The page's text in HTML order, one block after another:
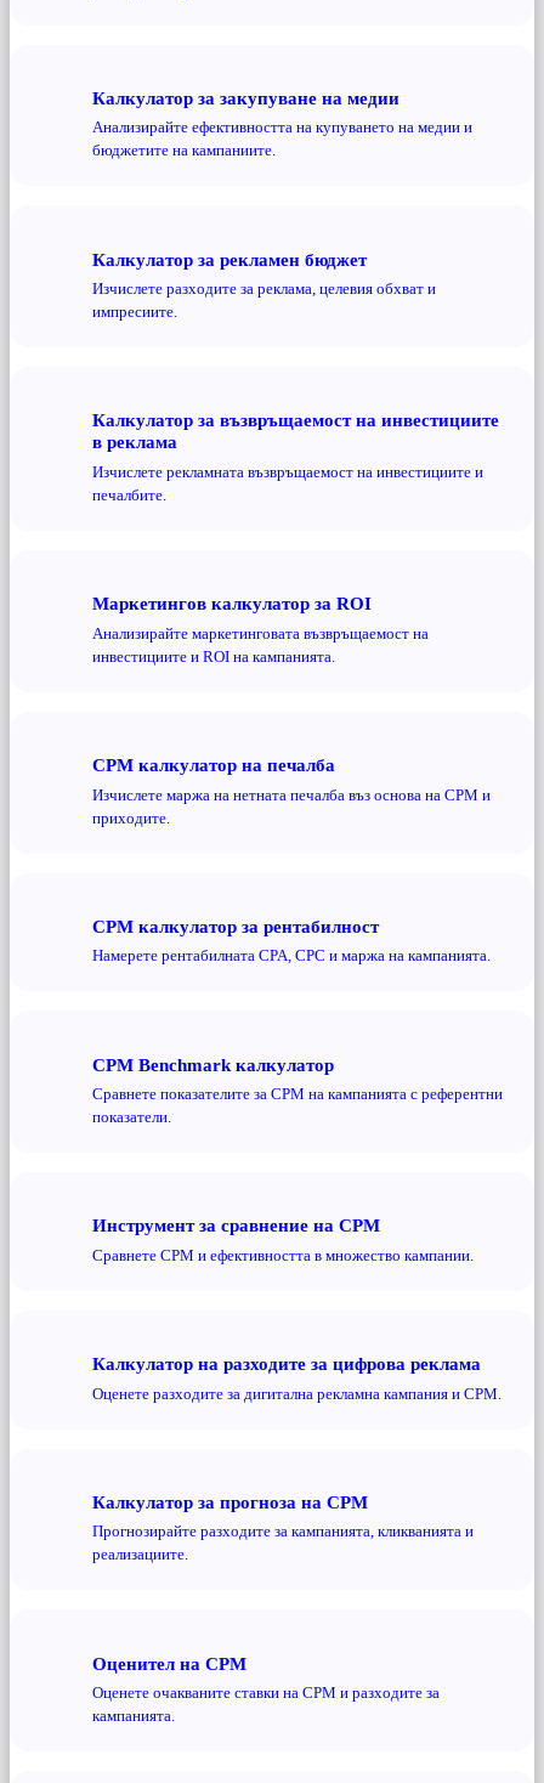
Калкулатор за закупуване на медии
Анализирайте ефективността на купуването на медии и
бюджетите на кампаниите.
Калкулатор за рекламен бюджет
Изчислете разходите за реклама, целевия обхват и
импресиите.
Калкулатор за възвръщаемост на инвестициите
в реклама
Изчислете рекламната възвръщаемост на инвестициите и
печалбите.
Маркетингов калкулатор за ROI
Анализирайте маркетинговата възвръщаемост на
инвестициите и ROI на кампанията.
CPM калкулатор на печалба
Изчислете маржа на нетната печалба въз основа на CPM и
приходите.
CPM калкулатор за рентабилност
Намерете рентабилната CPA, CPC и маржа на кампанията.
CPM Benchmark калкулатор
Сравнете показателите за CPM на кампанията с референтни
показатели.
Инструмент за сравнение на CPM
Сравнете CPM и ефективността в множество кампании.
Калкулатор на разходите за цифрова реклама
Оценете разходите за дигитална рекламна кампания и CPM.
Калкулатор за прогноза на CPM
Прогнозирайте разходите за кампанията, кликванията и
реализациите.
Оценител на CPM
Оценете очакваните ставки на CPM и разходите за
кампанията.